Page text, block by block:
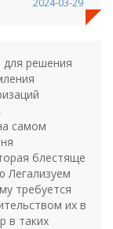
2024-03-29
для решения
самом
блестяще
Легализуем
требуется
их в
в таких